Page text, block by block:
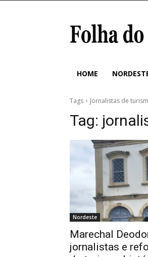
HOME
Tags Jornalistas de
Tag:
Nordeste
Marechal
jornalistas e